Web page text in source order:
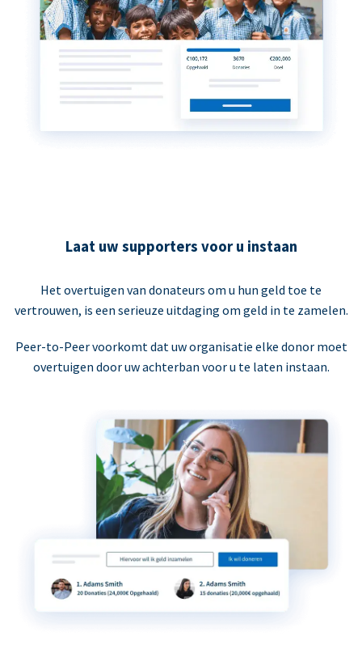
Laat uw supporters voor u instaan
Het overtuigen van donateurs om u hun geld toe te
vertrouwen, is een serieuze uitdaging om geld in te zamelen.
Peer-to-Peer voorkomt dat uw organisatie elke donor moet
overtuigen door uw achterban voor u te laten instaan.